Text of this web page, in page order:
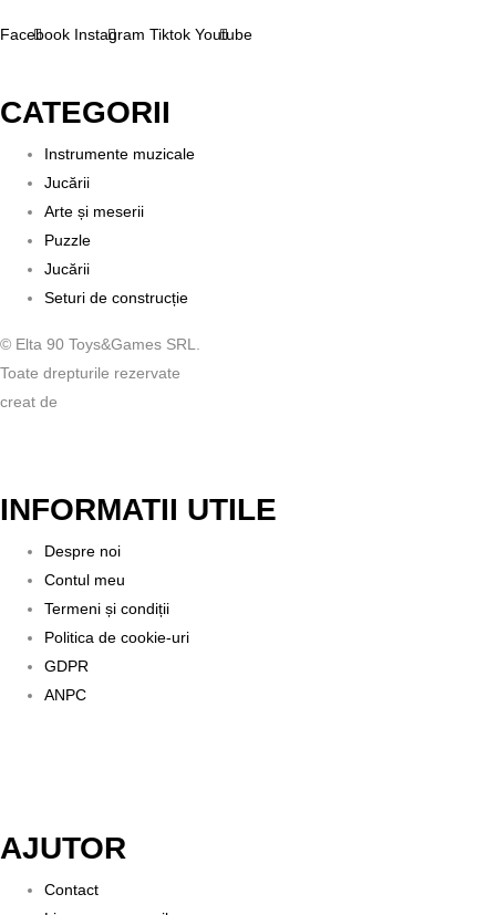
Facebook Instagram Tiktok Youtube
CATEGORII
Instrumente muzicale
Jucării
Arte și meserii
Puzzle
Jucării
Seturi de construcție
© Elta 90 Toys&Games SRL.
Toate drepturile rezervate
creat de
INFORMATII UTILE
Despre noi
Contul meu
Termeni și condiții
Politica de cookie-uri
GDPR
ANPC
AJUTOR
Contact